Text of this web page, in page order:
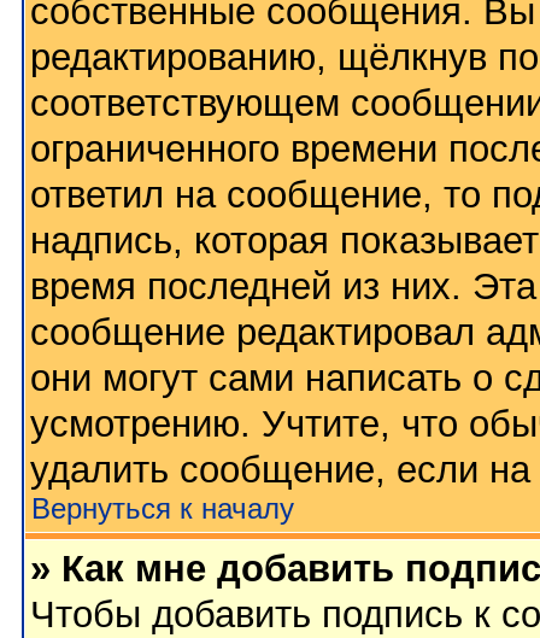
собственные сообщения.
редактированию, щёлкнув
соответствующем
ограниченного времени
ответил на сообщение, то
надпись, которая
время последней из них.
сообщение редактировал
они могут сами написать о
усмотрению. Учтите, что
удалить сообщение, если на
Вернуться к началу
» Как мне добавить
Чтобы добавить подпись к